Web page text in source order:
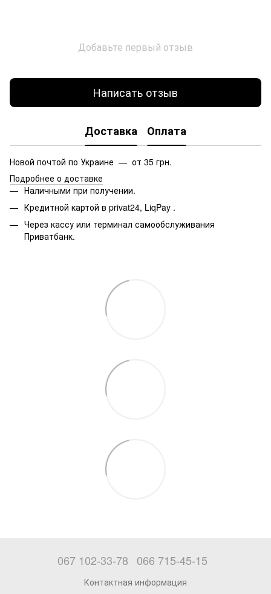
Добавьте первый отзыв
Написать отзыв
Доставка Оплата
Новой почтой по Украине — от 35 грн.
Подробнее о доставке
Наличными при получении.
Кредитной картой в privat24, LiqPay .
Через кассу или терминал самообслуживания
Приватбанк.
067 102-33-78 066 715-45-15
Контактная информация